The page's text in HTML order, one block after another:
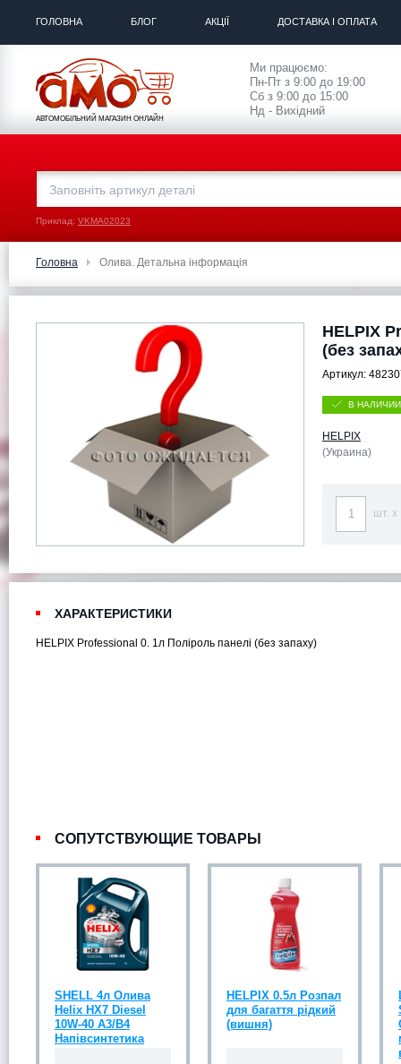
ГОЛОВНА БЛОГ АКЦІЇ ДОСТАВКА І ОПЛАТА
АВТОМОБІЛЬНИЙ МАГАЗИН ОНЛАЙН
Ми працюємо:
Пн-Пт з 9:00 до 19:00
Сб з 9:00 до 15:00
Нд - Вихідний
Приклад: VKMA02023
Головна Олива. Детальна інформація
HELPIX
(без
Артикул:
В НАЛИЧИИ
HELPIX
(Украина)
шт. x
ХАРАКТЕРИСТИКИ
HELPIX Professional 0. 1л Поліроль панелі (без запаху)
СОПУТСТВУЮЩИЕ ТОВАРЫ
SHELL 4л Олива
Helix HX7 Diesel
10W-40 A3/B4
Напівсинтетика
HELPIX 0.5л Розпал
для багаття рідкий
(вишня)